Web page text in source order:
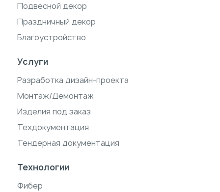
Подвесной декор
Праздничный декор
Благоустройство
Услуги
Разработка дизайн-проекта
Монтаж/Демонтаж
Изделия под заказ
Техдокументация
Тендерная документация
Технологии
Фибер